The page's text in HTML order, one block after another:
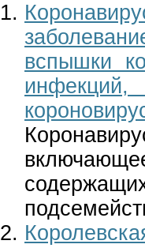
вспышки
инфекций,